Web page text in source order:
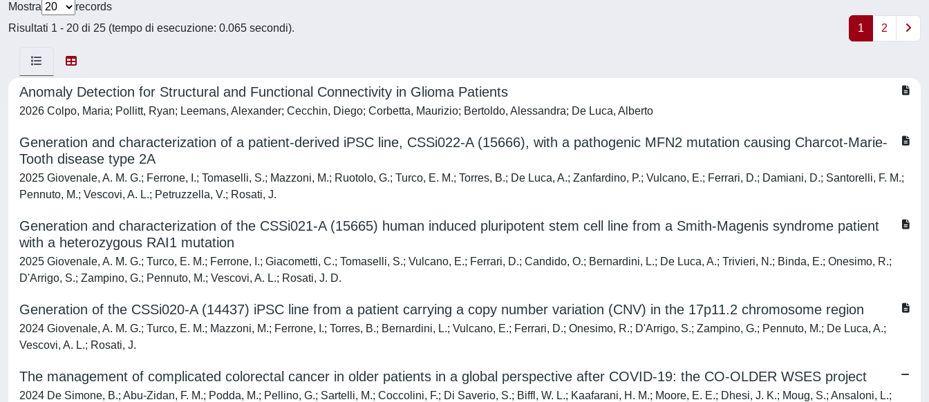
Mostra
records
Risultati 1 - 20 di 25 (tempo di esecuzione: 0.065 secondi).
1 2
Anomaly Detection for Structural and Functional Connectivity in Glioma Patients
2026 Colpo, Maria; Pollitt, Ryan; Leemans, Alexander; Cecchin, Diego; Corbetta, Maurizio; Bertoldo, Alessandra; De Luca, Alberto
Generation and characterization of a patient-derived iPSC line, CSSi022-A (15666), with a pathogenic MFN2 mutation causing Charcot-Marie-
Tooth disease type 2A
2025 Giovenale, A. M. G.; Ferrone, I.; Tomaselli, S.; Mazzoni, M.; Ruotolo, G.; Turco, E. M.; Torres, B.; De Luca, A.; Zanfardino, P.; Vulcano, E.; Ferrari, D.; Damiani, D.; Santorelli, F. M.;
Pennuto, M.; Vescovi, A. L.; Petruzzella, V.; Rosati, J.
Generation and characterization of the CSSi021-A (15665) human induced pluripotent stem cell line from a Smith-Magenis syndrome patient
with a heterozygous RAI1 mutation
2025 Giovenale, A. M. G.; Turco, E. M.; Ferrone, I.; Giacometti, C.; Tomaselli, S.; Vulcano, E.; Ferrari, D.; Candido, O.; Bernardini, L.; De Luca, A.; Trivieri, N.; Binda, E.; Onesimo, R.;
D'Arrigo, S.; Zampino, G.; Pennuto, M.; Vescovi, A. L.; Rosati, J. D.
Generation of the CSSi020-A (14437) iPSC line from a patient carrying a copy number variation (CNV) in the 17p11.2 chromosome region
2024 Giovenale, A. M. G.; Turco, E. M.; Mazzoni, M.; Ferrone, I.; Torres, B.; Bernardini, L.; Vulcano, E.; Ferrari, D.; Onesimo, R.; D'Arrigo, S.; Zampino, G.; Pennuto, M.; De Luca, A.;
Vescovi, A. L.; Rosati, J.
The management of complicated colorectal cancer in older patients in a global perspective after COVID-19: the CO-OLDER WSES project
2024 De Simone, B.; Abu-Zidan, F. M.; Podda, M.; Pellino, G.; Sartelli, M.; Coccolini, F.; Di Saverio, S.; Biffl, W. L.; Kaafarani, H. M.; Moore, E. E.; Dhesi, J. K.; Moug, S.; Ansaloni, L.;